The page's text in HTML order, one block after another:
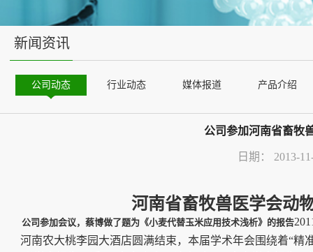
新闻资讯
公司动态 行业动态 媒体报道 产品介绍
公司参加河南省畜牧
日期： 2013-
河南省畜牧兽医学会动
公司参加会议，蔡博做了题为《小麦代替玉米应用技术浅析》的报告
河南农大桃李园大酒店圆满结束，本届学术年会围绕着“